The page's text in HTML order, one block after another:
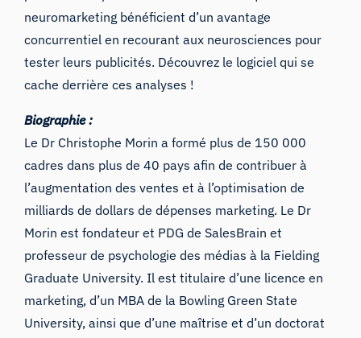
neuromarketing bénéficient d’un avantage
concurrentiel en recourantaux neurosciences pour
tester leurs publicités. Découvrez le logiciel qui se
cache derrière ces analyses !
Biographie :
Le Dr Christophe Morin a formé plus de 150 000
cadres dans plus de 40 pays afin de contribuer à
l’augmentation des ventes et à l’optimisation de
milliards de dollars de dépenses marketing. Le Dr
Morin est fondateur et PDG de SalesBrain et
professeur de psychologie des médias à la Fielding
Graduate University. Il est titulaire d’une licence en
marketing, d’un MBA de la Bowling Green State
University, ainsi que d’une maîtrise et d’un doctorat